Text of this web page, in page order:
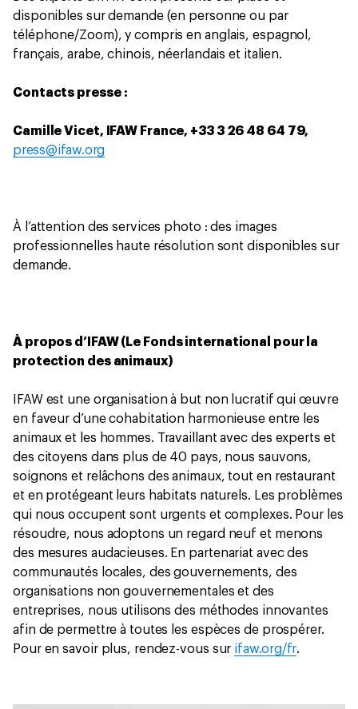
disponibles sur demande (en personne ou par
téléphone/Zoom), y compris en anglais, espagnol,
français, arabe, chinois, néerlandais et italien.
Contacts presse :
Camille Vicet, IFAW France, +33 3 26 48 64 79,
press@ifaw.org
À l’attention des services photo : des images
professionnelles haute résolution sont disponibles sur
demande.
À propos d’IFAW (Le Fonds international pour la
protection des animaux)
IFAW est une organisation à but non lucratif qui œuvre
en faveur d’une cohabitation harmonieuse entre les
animaux et les hommes. Travaillant avec des experts et
des citoyens dans plus de 40 pays, nous sauvons,
soignons et relâchons des animaux, tout en restaurant
et en protégeant leurs habitats naturels. Les problèmes
qui nous occupent sont urgents et complexes. Pour les
résoudre, nous adoptons un regard neuf et menons
des mesures audacieuses. En partenariat avec des
communautés locales, des gouvernements, des
organisations non gouvernementales et des
entreprises, nous utilisons des méthodes innovantes
afin de permettre à toutes les espèces de prospérer.
Pour en savoir plus, rendez-vous sur ifaw.org/fr.